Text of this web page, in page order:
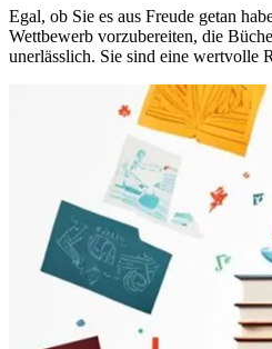
Egal, ob Sie es aus Freude getan
Wettbewerb vorzubereiten, die
unerlässlich. Sie sind eine wertvolle